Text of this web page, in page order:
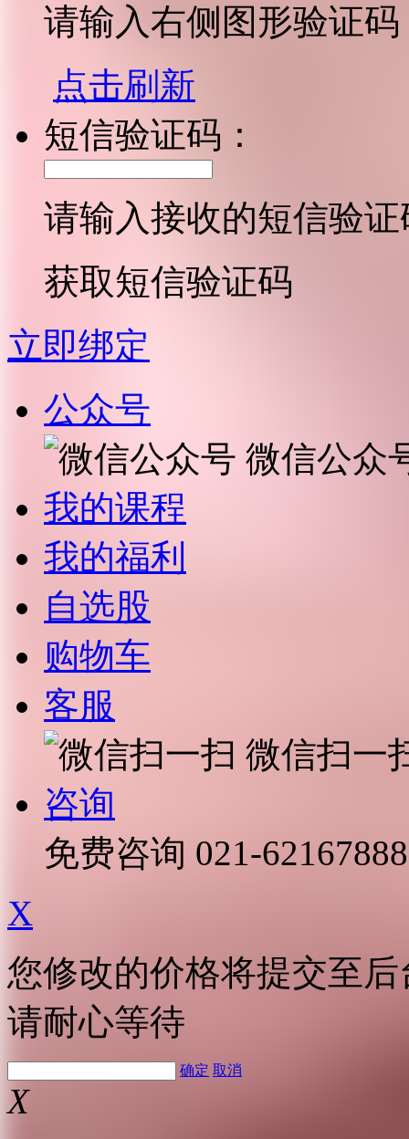
请输入右侧图形验证码
点击刷新
短信验证码：
请输入接收的短信验证
获取短信验证码
立即绑定
公众号
微信公众
我的课程
我的福利
自选股
购物车
客服
微信扫一
咨询
免费咨询 021-62167888
X
您修改的价格将提交至
请耐心等待
确定 取消
X